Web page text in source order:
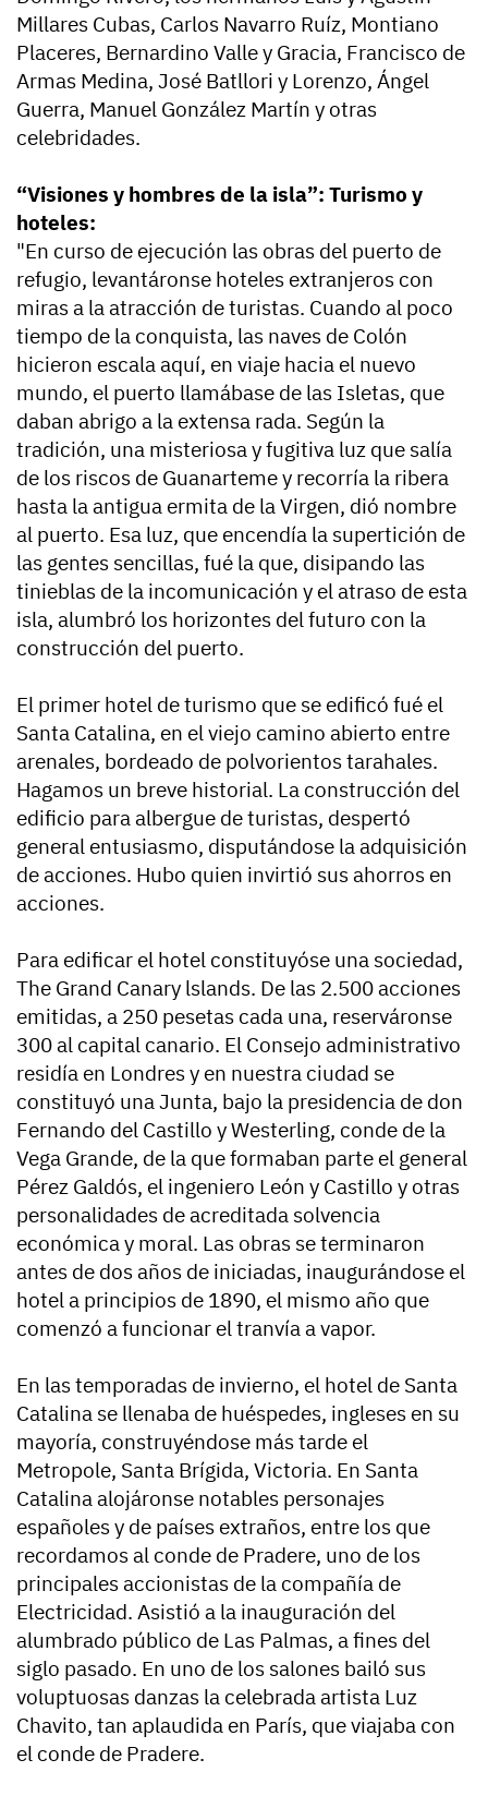
Millares Cubas, Carlos Navarro Ruíz, Montiano
Placeres, Bernardino Valle y Gracia, Francisco de
Armas Medina, José Batllori y Lorenzo, Ángel
Guerra, Manuel González Martín y otras
celebridades.
“Visiones y hombres de la isla”: Turismo y
hoteles:
"En curso de ejecución las obras del puerto de
refugio, levantáronse hoteles extranjeros con
miras a la atracción de turistas. Cuando al poco
tiempo de la conquista, las naves de Colón
hicieron escala aquí, en viaje hacia el nuevo
mundo, el puerto llamábase de las Isletas, que
daban abrigo a la extensa rada. Según la
tradición, una misteriosa y fugitiva luz que salía
de los riscos de Guanarteme y recorría la ribera
hasta la antigua ermita de la Virgen, dió nombre
al puerto. Esa luz, que encendía la supertición de
las gentes sencillas, fué la que, disipando las
tinieblas de la incomunicación y el atraso de esta
isla, alumbró los horizontes del futuro con la
construcción del puerto.
El primer hotel de turismo que se edificó fué el
Santa Catalina, en el viejo camino abierto entre
arenales, bordeado de polvorientos tarahales.
Hagamos un breve historial. La construcción del
edificio para albergue de turistas, despertó
general entusiasmo, disputándose la adquisición
de acciones. Hubo quien invirtió sus ahorros en
acciones.
Para edificar el hotel constituyóse una sociedad,
The Grand Canary lslands. De las 2.500 acciones
emitidas, a 250 pesetas cada una, reserváronse
300 al capital canario. El Consejo administrativo
residía en Londres y en nuestra ciudad se
constituyó una Junta, bajo la presidencia de don
Fernando del Castillo y Westerling, conde de la
Vega Grande, de la que formaban parte el general
Pérez Galdós, el ingeniero León y Castillo y otras
personalidades de acreditada solvencia
económica y moral. Las obras se terminaron
antes de dos años de iniciadas, inaugurándose el
hotel a principios de 1890, el mismo año que
comenzó a funcionar el tranvía a vapor.
En las temporadas de invierno, el hotel de Santa
Catalina se llenaba de huéspedes, ingleses en su
mayoría, construyéndose más tarde el
Metropole, Santa Brígida, Victoria. En Santa
Catalina alojáronse notables personajes
españoles y de países extraños, entre los que
recordamos al conde de Pradere, uno de los
principales accionistas de la compañía de
Electricidad. Asistió a la inauguración del
alumbrado público de Las Palmas, a fines del
siglo pasado. En uno de los salones bailó sus
voluptuosas danzas la celebrada artista Luz
Chavito, tan aplaudida en París, que viajaba con
el conde de Pradere.